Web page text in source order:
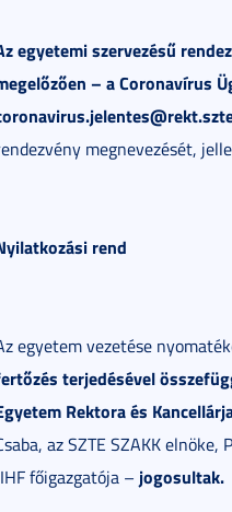
egyetemi szervezésű
– a Coronavírus
megnevezését,
rend
egyetem vezetése
terjedésével
Rektora és
az SZTE SZAKK
főigazgatója – jogosultak.